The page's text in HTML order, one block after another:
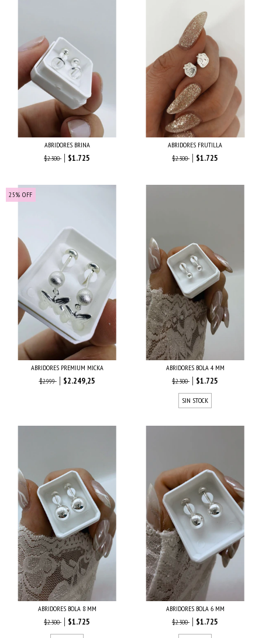
ABRIDORES BRINA
$2.300
$1.725
ABRIDORES FRUTILLA
$2.300
$1.725
25% OFF
ABRIDORES PREMIUM MICKA
$2.999
$2.249,25
ABRIDORES BOLA 4 MM
$2.300
$1.725
SIN STOCK
ABRIDORES BOLA 8 MM
$2.300
$1.725
ABRIDORES BOLA 6 MM
$2.300
$1.725